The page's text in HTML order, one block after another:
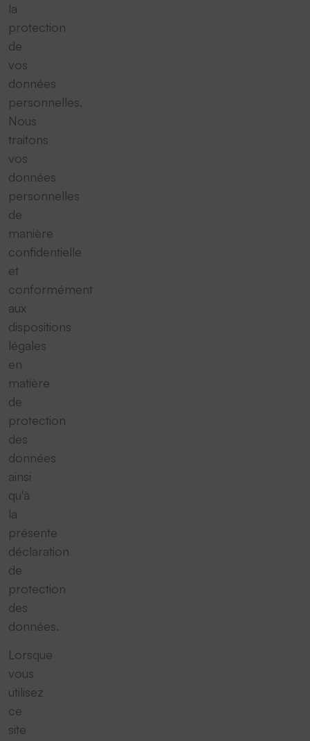
la
protection
de
vos
données
personnelles.
Nous
traitons
vos
données
personnelles
de
manière
confidentielle
et
conformément
aux
dispositions
légales
en
matière
de
protection
des
données
ainsi
qu'à
la
présente
déclaration
de
protection
des
données.
Lorsque
vous
utilisez
ce
site